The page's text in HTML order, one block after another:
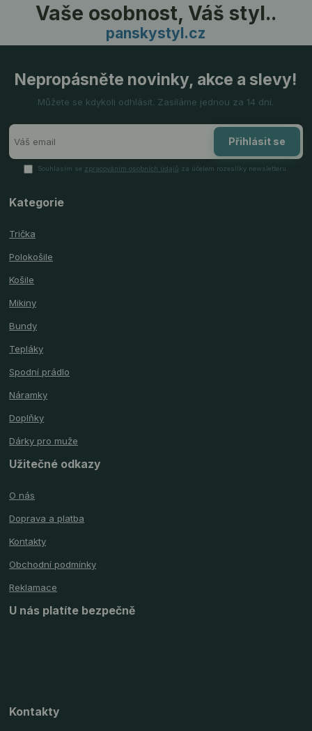
Vaše osobnost, Váš styl..
panskystyl.cz
Nepropásněte novinky, akce a slevy!
Můžete se kdykoli odhlásit. Zasíláme jednou za 14 dní.
Přihlásit se
Souhlasím se zpracováním osobních údajů za účelem rozesílky newsletteru.
Kategorie
Trička
Polokošile
Košile
Mikiny
Bundy
Tepláky
Spodní prádlo
Náramky
Doplňky
Dárky pro muže
Užitečné odkazy
O nás
Doprava a platba
Kontakty
Obchodní podmínky
Reklamace
U nás platíte bezpečně
Kontakty